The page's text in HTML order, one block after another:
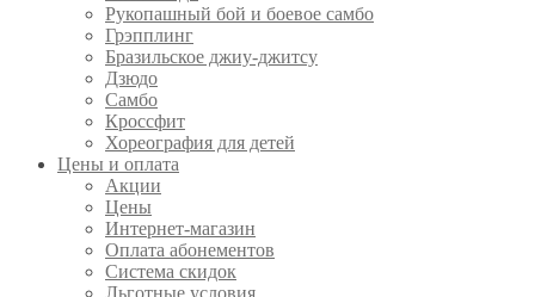
Рукопашный бой и боевое самбо
Грэпплинг
Бразильское джиу-джитсу
Дзюдо
Самбо
Кроссфит
Хореография для детей
Цены и оплата
Акции
Цены
Интернет-магазин
Оплата абонементов
Система скидок
Льготные условия